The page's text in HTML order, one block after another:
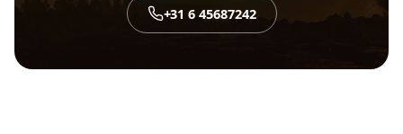
+31 6 45687242